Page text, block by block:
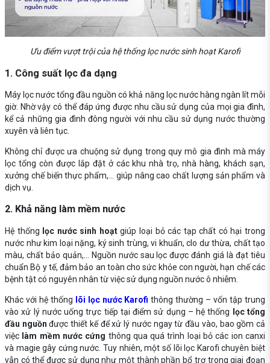
Ưu điểm vượt trội của hệ thống lọc nước sinh hoạt Karofi
1. Công suất lọc đa dạng
Máy lọc nước tổng đầu nguồn có khả năng lọc nước hàng ngàn lít mỗi
giờ. Nhờ vậy có thể đáp ứng được nhu cầu sử dụng của mọi gia đình,
kể cả những gia đình đông người với nhu cầu sử dụng nước thường
xuyên và liên tục.
Không chỉ được ưa chuộng sử dụng trong quy mô gia đình mà máy
lọc tổng còn được lắp đặt ở các khu nhà trọ, nhà hàng, khách sạn,
xưởng chế biến thực phẩm,... giúp nâng cao chất lượng sản phẩm và
dịch vụ.
2. Khả năng làm mềm nước
Hệ thống lọc nước sinh hoạtgiúp loại bỏ các tạp chất có hại trong
nước như kim loại nặng, ký sinh trùng, vi khuẩn, clo dư thừa, chất tạo
màu, chất bảo quản,... Nguồn nước sau lọc được đánh giá là đạt tiêu
chuẩn Bộ y tế, đảm bảo an toàn cho sức khỏe con người, hạn chế các
bệnh tật có nguyên nhân từ việc sử dụng nguồn nước ô nhiễm.
Khác với hệ thống lõi lọc nước Karofi thông thường – vốn tập trung
vào xử lý nước uống trực tiếp tại điểm sử dụng – hệ thống
lọc tổng
đầu nguồn được thiết kế để xử lý nước ngay từ đầu vào, bao gồm cả
việc làm mềm nước cứng thông qua quá trình loại bỏ các ion canxi
và magie gây cứng nước. Tuy nhiên, một số lõi lọc Karofi chuyên biệt
vẫn có thể được sử dụng như một thành phần bổ trợ trong giai đoạn